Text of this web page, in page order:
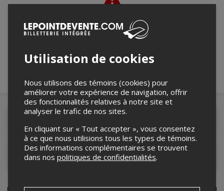
Merci de confirmer que vous n'êtes pas un
robot ci-bas.
Contacter l'organisateur
Utilisation de cookies
Nous utilisons des témoins (cookies) pour
améliorer votre expérience de navigation, offrir
des fonctionnalités relatives à notre site et
analyser le trafic de nos sites.
En cliquant sur « Tout accepter », vous consentez
à ce que nous utilisions tous les types de témoins.
Des informations complémentaires se trouvent
dans nos politiques de confidentialités.